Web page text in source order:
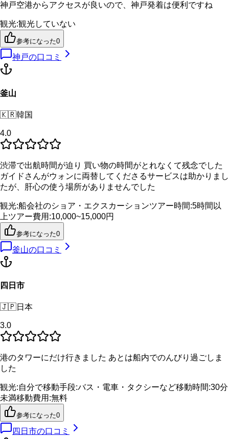
神戸空港からアクセスが良いので、神戸発着は便利ですね
観光:観光していない
参考になった0
神戸の口コミ
釜山
🇰🇷韓国
4.0
渋滞で出航時間が迫り 買い物の時間がとれなくて残念でした
ガイドさんがウォンに両替してくださるサービスは助かりまし
たが、肝心の使う場所がありませんでした
観光:船会社のショア・エクスカーションツアー時間:5時間以
上ツアー費用 :10,000~15,000円
参考になった0
釜山の口コミ
四日市
🇯🇵日本
3.0
港のタワーにだけ行きました あとは船内でのんびり過ごしま
した
観光:自分で移動手段:バス・電車・タクシーなど移動時間:30分
未満移動費用 :無料
参考になった0
四日市の口コミ